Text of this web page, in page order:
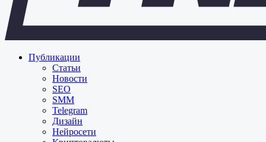
Публикации
Статьи
Новости
SEO
SMM
Telegram
Дизайн
Нейросети